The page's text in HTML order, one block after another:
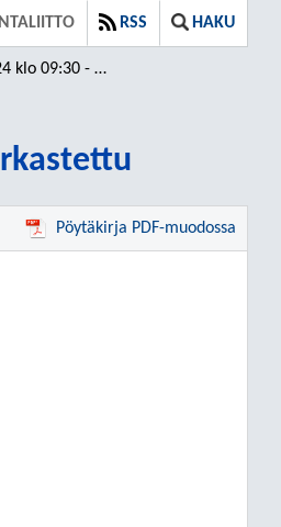
RSS HAKU
11:17 / Tarkastettu
Pöytäkirja PDF-muodossa